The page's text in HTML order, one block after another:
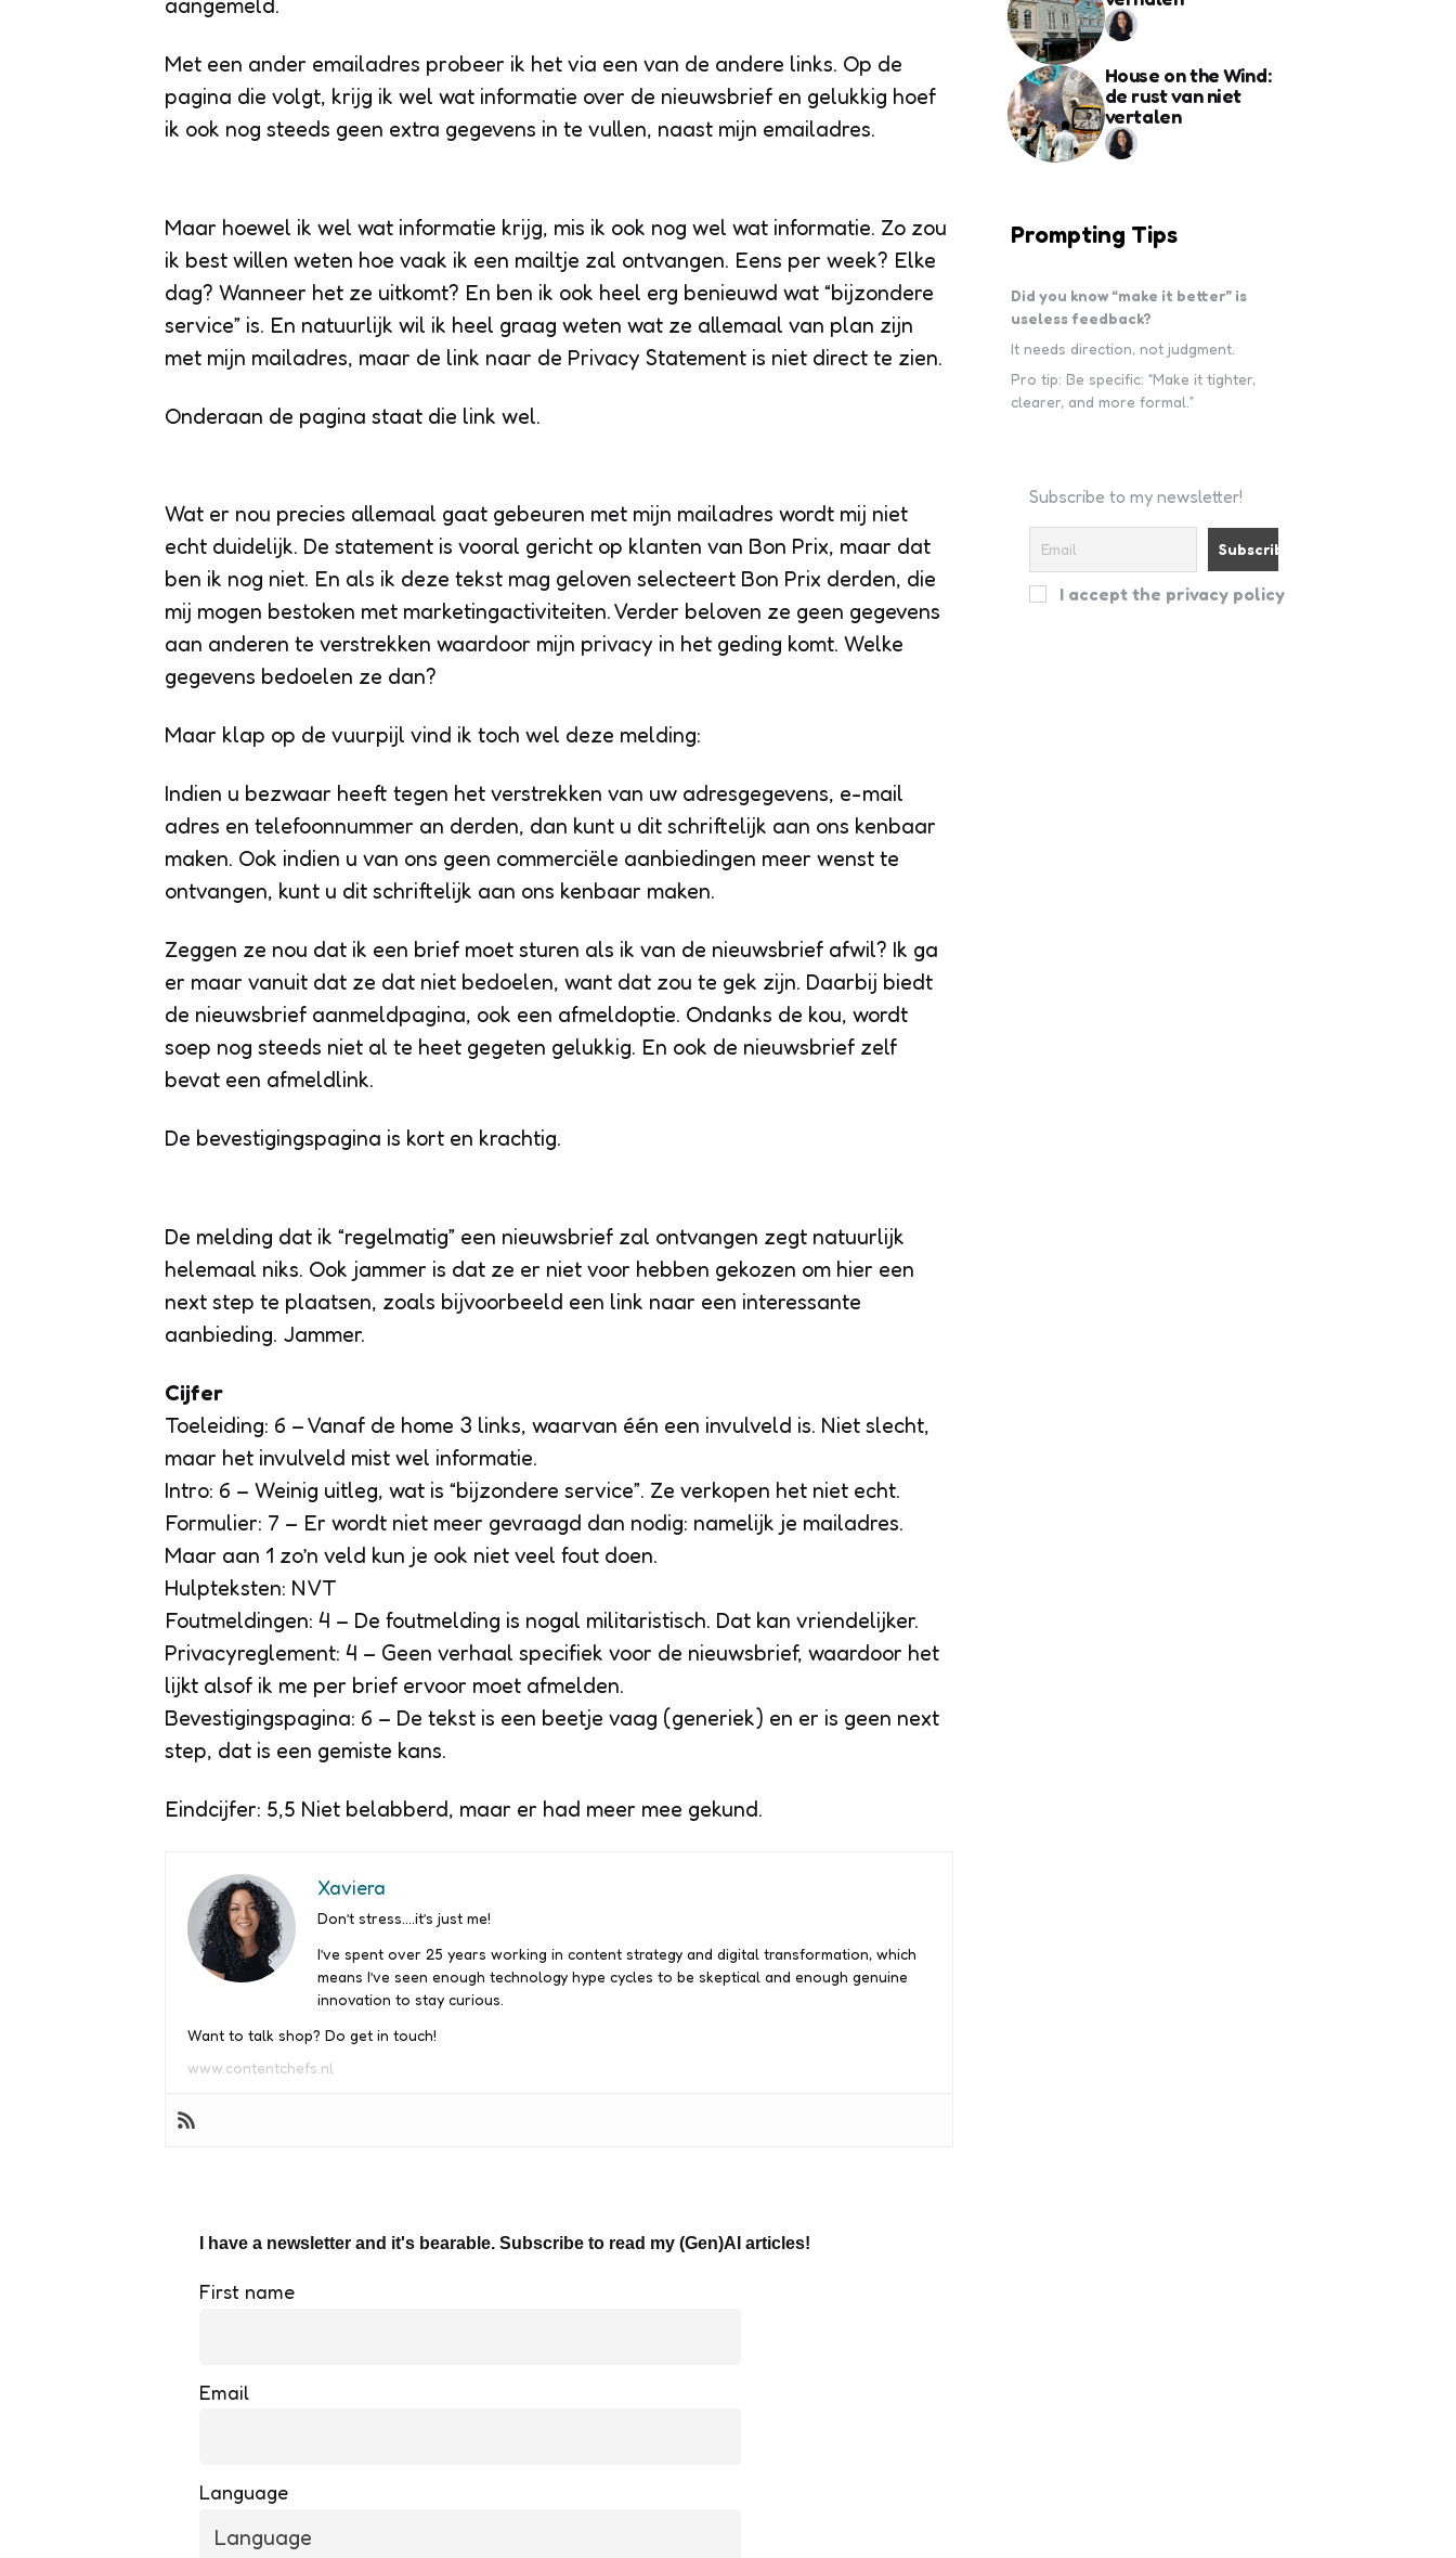
Met een ander emailadres probeer ik het via een van de andere links. Op de
pagina die volgt, krijg ik wel wat informatie over de nieuwsbrief en gelukkig hoef
ik ook nog steeds geen extra gegevens in te vullen, naast mijn emailadres.
Maar hoewel ik wel wat informatie krijg, mis ik ook nog wel wat informatie. Zo zou
ik best willen weten hoe vaak ik een mailtje zal ontvangen. Eens per week? Elke
dag? Wanneer het ze uitkomt? En ben ik ook heel erg benieuwd wat “bijzondere
service” is. En natuurlijk wil ik heel graag weten wat ze allemaal van plan zijn
met mijn mailadres, maar de link naar de Privacy Statement is niet direct te zien.
Onderaan de pagina staat die link wel.
Wat er nou precies allemaal gaat gebeuren met mijn mailadres wordt mij niet
echt duidelijk. De statement is vooral gericht op klanten van Bon Prix, maar dat
ben ik nog niet. En als ik deze tekst mag geloven selecteert Bon Prix derden, die
mij mogen bestoken met marketingactiviteiten. Verder beloven ze geen gegevens
aan anderen te verstrekken waardoor mijn privacy in het geding komt. Welke
gegevens bedoelen ze dan?
Maar klap op de vuurpijl vind ik toch wel deze melding:
Indien u bezwaar heeft tegen het verstrekken van uw adresgegevens, e-mail
adres en telefoonnummer an derden, dan kunt u dit schriftelijk aan ons kenbaar
maken. Ook indien u van ons geen commerciële aanbiedingen meer wenst te
ontvangen, kunt u dit schriftelijk aan ons kenbaar maken.
Zeggen ze nou dat ik een brief moet sturen als ik van de nieuwsbrief afwil? Ik ga
er maar vanuit dat ze dat niet bedoelen, want dat zou te gek zijn. Daarbij biedt
de nieuwsbrief aanmeldpagina, ook een afmeldoptie. Ondanks de kou, wordt
soep nog steeds niet al te heet gegeten gelukkig. En ook de nieuwsbrief zelf
bevat een afmeldlink.
De bevestigingspagina is kort en krachtig.
De melding dat ik “regelmatig” een nieuwsbrief zal ontvangen zegt natuurlijk
helemaal niks. Ook jammer is dat ze er niet voor hebben gekozen om hier een
next step te plaatsen, zoals bijvoorbeeld een link naar een interessante
aanbieding. Jammer.
Cijfer
Toeleiding: 6 – Vanaf de home 3 links, waarvan één een invulveld is. Niet slecht,
maar het invulveld mist wel informatie.
Intro: 6 – Weinig uitleg, wat is “bijzondere service”. Ze verkopen het niet echt.
Formulier: 7 – Er wordt niet meer gevraagd dan nodig: namelijk je mailadres.
Maar aan 1 zo’n veld kun je ook niet veel fout doen.
Hulpteksten: NVT
Foutmeldingen: 4 – De foutmelding is nogal militaristisch. Dat kan vriendelijker.
Privacyreglement: 4 – Geen verhaal specifiek voor de nieuwsbrief, waardoor het
lijkt alsof ik me per brief ervoor moet afmelden.
Bevestigingspagina: 6 – De tekst is een beetje vaag (generiek) en er is geen next
step, dat is een gemiste kans.
Eindcijfer: 5,5 Niet belabberd, maar er had meer mee gekund.
Xaviera
Don’t stress….it’s just me!
I’ve spent over 25 years working in content strategy and digital transformation, which
means I’ve seen enough technology hype cycles to be skeptical and enough genuine
innovation to stay curious.
Want to talk shop? Do get in touch!
www.contentchefs.nl
I have a newsletter and it's bearable. Subscribe to read my (Gen)AI articles!
First name
Email
Language
House on the Wind:
de rust van niet
vertalen
Prompting Tips
Did you know “make it better” is
useless feedback?
It needs direction, not judgment.
Pro tip: Be specific: “Make it tighter,
clearer, and more formal.”
Subscribe to my newsletter!
I accept the privacy policy